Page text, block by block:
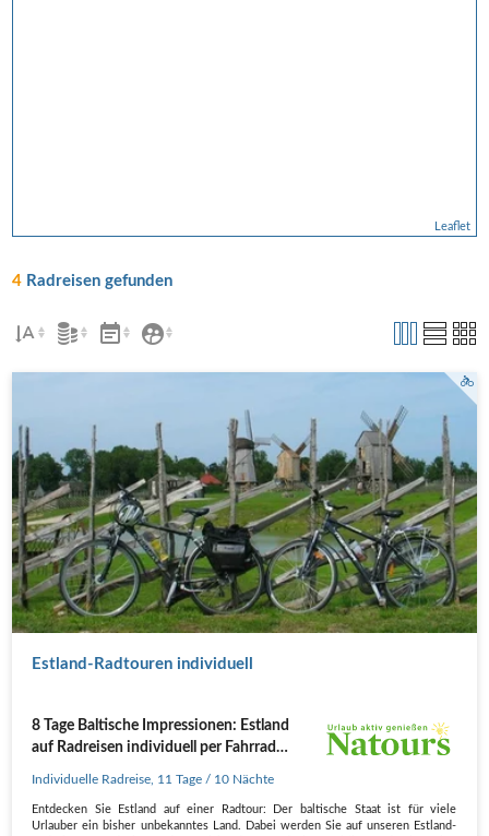
Leaflet
4 Radreisen gefunden
Estland-Radtouren individuell
8 Tage Baltische Impressionen: Estland
auf Radreisen individuell per Fahrrad
Individuelle Radreise 11 Tage / 10 Nächte
Entdecken Sie Estland auf einer Radtour: Der baltische Staat ist für viele
Urlauber ein bisher unbekanntes Land. Dabei werden Sie auf unseren Estland-